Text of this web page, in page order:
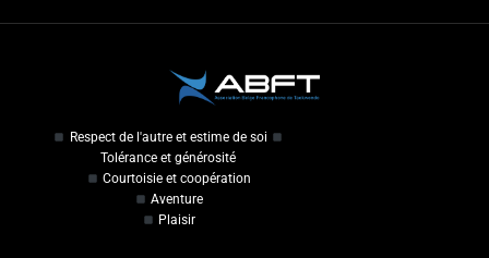
Respect de l'autre et estime de soi
Tolérance et générosité
Courtoisie et coopération
Aventure
Plaisir